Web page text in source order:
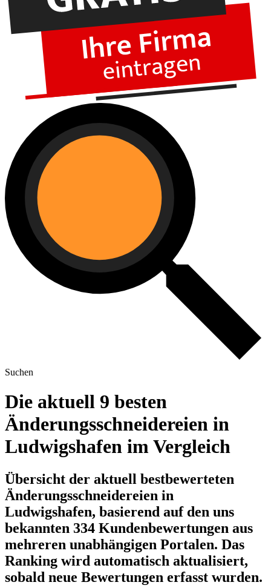
Suchen
Die aktuell 9 besten
Änderungsschneidereien in
Ludwigshafen im Vergleich
Übersicht der aktuell bestbewerteten
Änderungsschneidereien in
Ludwigshafen, basierend auf den uns
bekannten 334 Kundenbewertungen aus
mehreren unabhängigen Portalen. Das
Ranking wird automatisch aktualisiert,
sobald neue Bewertungen erfasst wurden.